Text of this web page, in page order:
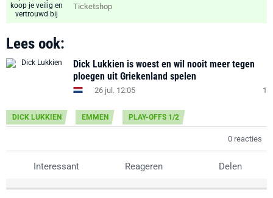
Ticketshop
Lees ook:
Dick Lukkien is woest en wil nooit meer tegen
ploegen uit Griekenland spelen
26 jul. 12:05 1
DICK LUKKIEN EMMEN PLAY-OFFS 1/2
0 reacties
Interessant Reageren Delen